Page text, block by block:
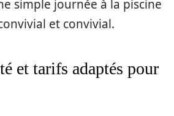
simple journée à la piscine
et convivial.
et tarifs adaptés pour